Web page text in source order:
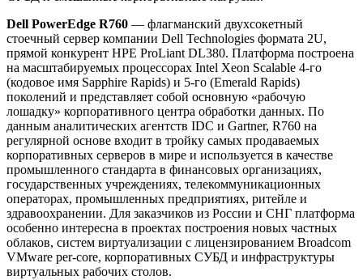
Dell PowerEdge R760 — флагманский двухсокетный
стоечный сервер компании Dell Technologies формата 2U,
прямой конкурент HPE ProLiant DL380. Платформа построена
на масштабируемых процессорах Intel Xeon Scalable 4-го
(кодовое имя Sapphire Rapids) и 5-го (Emerald Rapids)
поколений и представляет собой основную «рабочую
лошадку» корпоративного центра обработки данных. По
данным аналитических агентств IDC и Gartner, R760 на
регулярной основе входит в тройку самых продаваемых
корпоративных серверов в мире и используется в качестве
промышленного стандарта в финансовых организациях,
государственных учреждениях, телекоммуникационных
операторах, промышленных предприятиях, ритейле и
здравоохранении. Для заказчиков из России и СНГ платформа
особенно интересна в проектах построения новых частных
облаков, систем виртуализации с лицензированием Broadcom
VMware per-core, корпоративных СУБД и инфраструктуры
виртуальных рабочих столов.